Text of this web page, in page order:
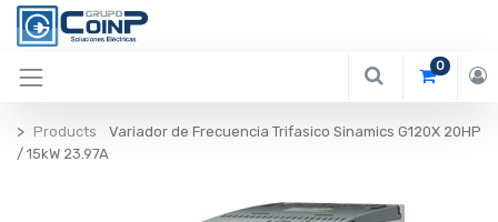
0
Products
Variador de Frecuencia Trifasico Sinamics G120X 20HP
/ 15kW 23.97A